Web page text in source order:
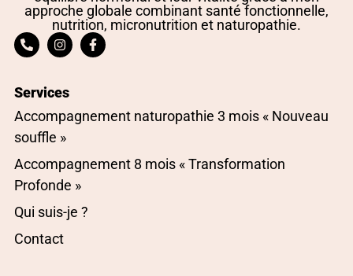
approche globale combinant santé fonctionnelle,
nutrition, micronutrition et naturopathie.
Services
Accompagnement naturopathie 3 mois « Nouveau
souffle »
Accompagnement 8 mois « Transformation
Profonde »
Qui suis-je ?
Contact